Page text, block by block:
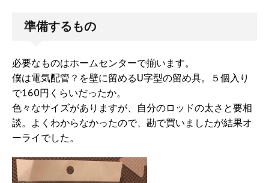
準備するもの
必要なものはホームセンターで揃います。
僕は電気配管？を壁に留めるU字型の留め具。５個入り
で160円くらいだったか。
色々なサイズがありますが、自分のロッドの太さと要相
談。よくわからなかったので、勘で買いましたが結果オ
ーライでした。